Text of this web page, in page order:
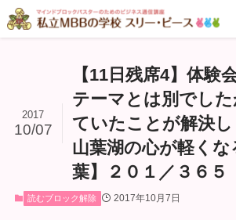
【11日残席4】体験
テーマとは別でし
ていたことが解決
山葉湖の心が軽く
葉】２０１／３６５
2017
10/07
読むブロック解除 2017年10月7日